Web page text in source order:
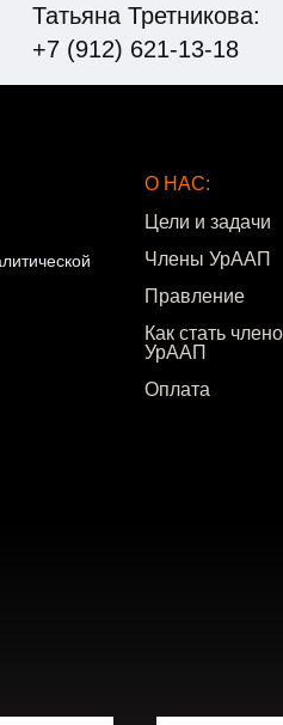
Татьяна Третникова:
+7 (912) 621-13-18
О НАС:
Цели и задачи
Члены УрААП
Правление
Как стать
УрААП
Оплата